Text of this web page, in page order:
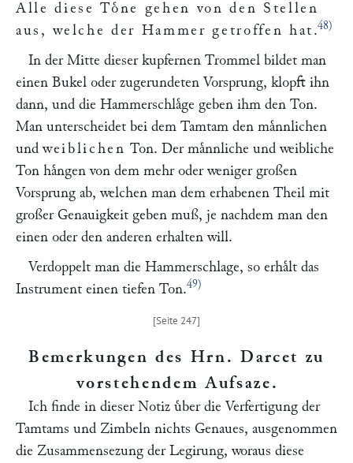
Alle diese Toͤne gehen von den Stellen
aus, welche der Hammer getroffen hat .48)
In der Mitte dieser kupfernen Trommel bildet man
einen Bukel oder zugerundeten Vorsprung, klopft ihn
dann, und die Hammerschlaͤge geben ihm den Ton.
Man unterscheidet bei dem Tamtam den maͤnnlichen
und weiblichen Ton. Der maͤnnliche und weibliche
Ton haͤngen von dem mehr oder weniger großen
Vorsprung ab, welchen man dem erhabenen Theil mit
großer Genauigkeit geben muß, je nachdem man den
einen oder den anderen erhalten will.
Verdoppelt man die Hammerschlage, so erhaͤlt das
Instrument einen tiefen Ton.49)
Bemerkungen des Hrn. Darcet zu
vorstehendem Aufsaze.
Ich finde in dieser Notiz uͤber die Verfertigung der
Tamtams und Zimbeln nichts Genaues, ausgenommen
die Zusammensezung der Legirung, woraus diese